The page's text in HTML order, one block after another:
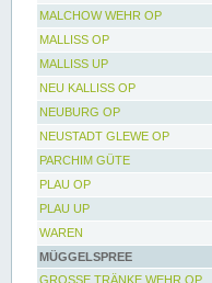
MALCHOW WEHR OP
MALLISS OP
MALLISS UP
NEU KALLISS OP
NEUBURG OP
NEUSTADT GLEWE OP
PARCHIM GÜTE
PLAU OP
PLAU UP
WAREN
MÜGGELSPREE
GROSSE TRÄNKE WEHR OP